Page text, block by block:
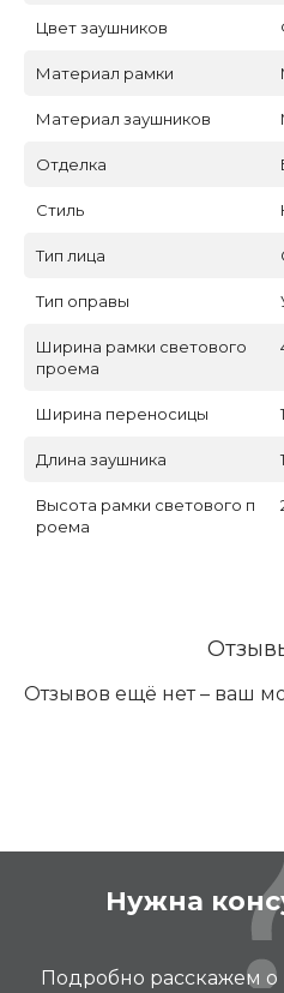
Цвет заушников
Материал рамки
Материал заушников
Отделка
Стиль
Тип лица
Тип оправы
Ширина рамки светового
проема
Ширина переносицы
Длина заушника
Высота рамки светового п
роема
Отзывов ещё нет – ваш
Нужна
Подробно расскажем о